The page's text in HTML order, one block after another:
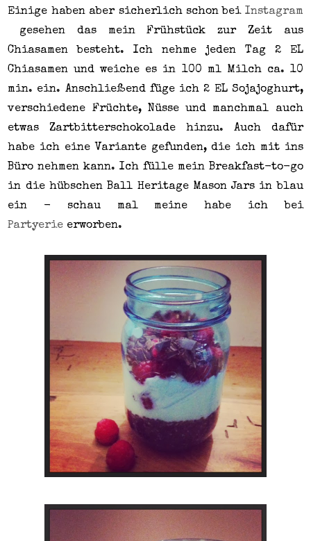
Einige haben aber sicherlich schon bei Instagram
gesehen das mein Frühstück zur Zeit aus
Chiasamen besteht. Ich nehme jeden Tag 2 EL
Chiasamen und weiche es in 100 ml Milch ca. 10
min. ein. Anschließend füge ich 2 EL Sojajoghurt,
verschiedene Früchte, Nüsse und manchmal auch
etwas Zartbitterschokolade hinzu. Auch dafür
habe ich eine Variante gefunden, die ich mit ins
Büro nehmen kann. Ich fülle mein Breakfast-to-go
in die hübschen Ball Heritage Mason Jars in blau
ein - schau mal meine habe ich bei
Partyerie erworben.